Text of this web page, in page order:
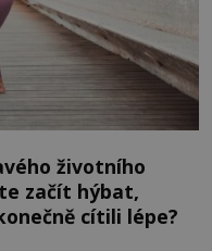
životního
začít hýbat,
cítili lépe?